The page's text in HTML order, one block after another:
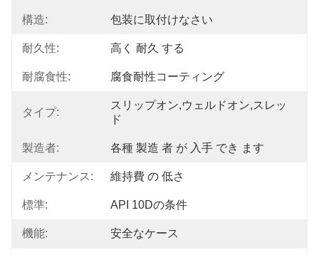
構造: 包装に取付けなさい
耐久性: 高く 耐久 する
耐腐食性: 腐食耐性コーティング
タイプ:
スリップオン,ウェルドオン,スレッ
ド
製造者: 各種 製造 者 が 入手 でき ます
メンテナンス: 維持費 の 低さ
標準: API 10Dの条件
機能: 安全なケース